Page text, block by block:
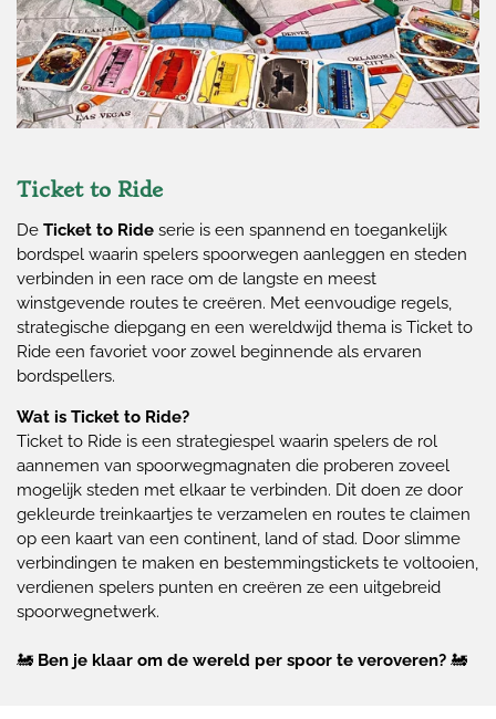
Ticket to Ride
De Ticket to Ride serie is een spannend en toegankelijk
bordspel waarin spelers spoorwegen aanleggen en steden
verbinden in een race om de langste en meest
winstgevende routes te creëren. Met eenvoudige regels,
strategische diepgang en een wereldwijd thema is Ticket to
Ride een favoriet voor zowel beginnende als ervaren
bordspellers.
Wat is Ticket to Ride?
Ticket to Ride is een strategiespel waarin spelers de rol
aannemen van spoorwegmagnaten die proberen zoveel
mogelijk steden met elkaar te verbinden. Dit doen ze door
gekleurde treinkaartjes te verzamelen en routes te claimen
op een kaart van een continent, land of stad. Door slimme
verbindingen te maken en bestemmingstickets te voltooien,
verdienen spelers punten en creëren ze een uitgebreid
spoorwegnetwerk.
🚂 Ben je klaar om de wereld per spoor te veroveren? 🚂